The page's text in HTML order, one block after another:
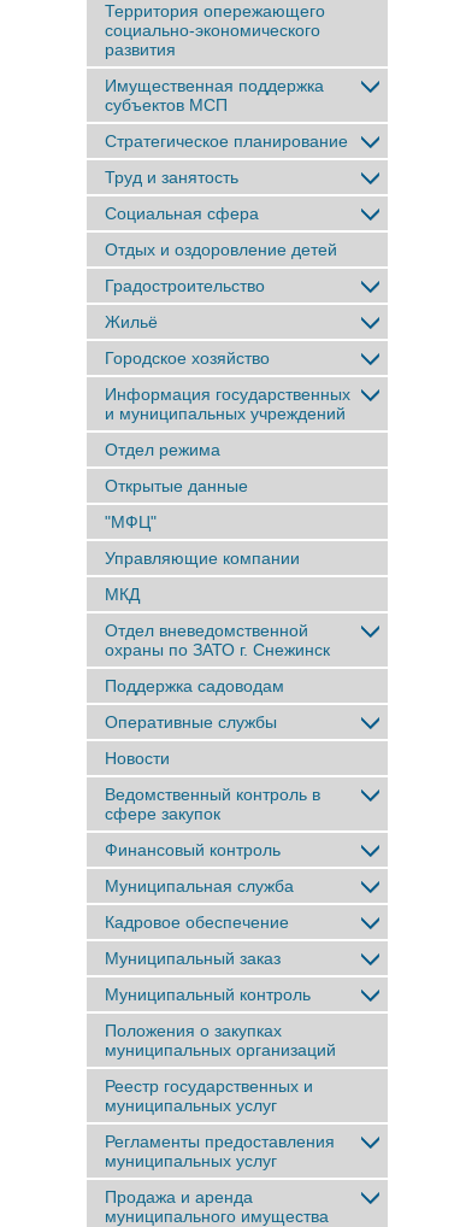
Территория опережающего
социально-экономического
развития
Имущественная поддержка
субъектов МСП
Стратегическое планирование
Труд и занятость
Социальная сфера
Отдых и оздоровление детей
Градостроительство
Жильё
Городское хозяйство
Информация государственных
и муниципальных учреждений
Отдел режима
Открытые данные
"МФЦ"
Управляющие компании
МКД
Отдел вневедомственной
охраны по ЗАТО г. Снежинск
Поддержка садоводам
Оперативные службы
Новости
Ведомственный контроль в
сфере закупок
Финансовый контроль
Муниципальная служба
Кадровое обеспечение
Муниципальный заказ
Муниципальный контроль
Положения о закупках
муниципальных организаций
Реестр государственных и
муниципальных услуг
Регламенты предоставления
муниципальных услуг
Продажа и аренда
муниципального имущества